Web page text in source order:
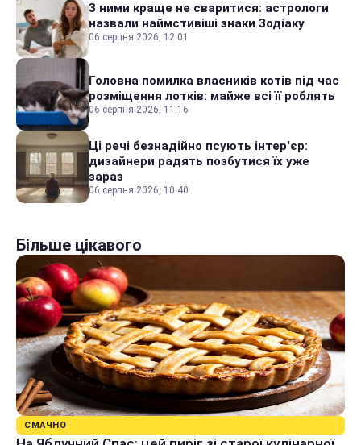
З ними краще не сваритися: астрологи
назвали наймстивіші знаки Зодіаку
06 серпня 2026, 12:01
Головна помилка власників котів під час
розміщення лотків: майже всі її роблять
06 серпня 2026, 11:16
Ці речі безнадійно псують інтер'єр:
дизайнери радять позбутися їх уже
зараз
06 серпня 2026, 10:40
Більше цікавого
СМАЧНО